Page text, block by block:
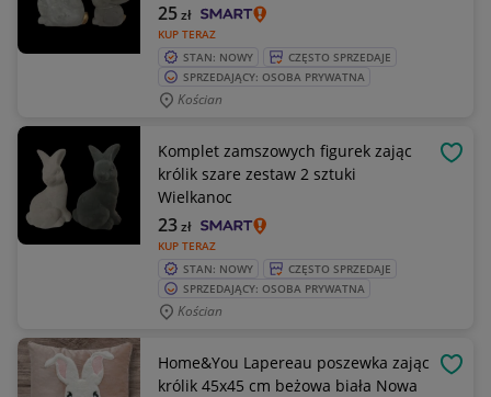
KUP TERAZ
25zł
STAN: NOWY
CZĘSTO SPRZEDAJE
SPRZEDAJĄCY: OSOBA PRYWATNA
Kościan
Komplet zamszowych figurek zając
królik szare zestaw 2 sztuki
Wielkanoc
KUP TERAZ
23zł
STAN: NOWY
CZĘSTO SPRZEDAJE
SPRZEDAJĄCY: OSOBA PRYWATNA
Kościan
Home&You Lapereau poszewka zając
królik 45x45 cm beżowa biała Nowa